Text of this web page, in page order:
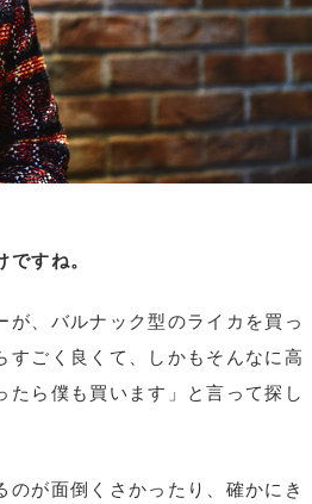
すね。
、バルナック型のライカを買っ
ごく良くて、しかもそんなに高
たら僕も買います」と言って探し
が面倒くさかったり、確かにき